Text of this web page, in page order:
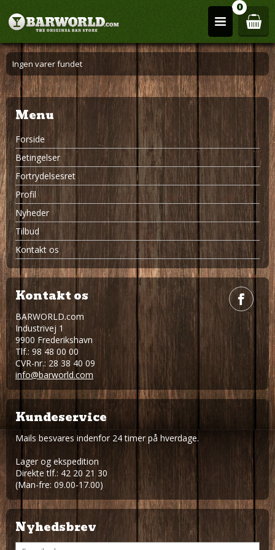
0
Ingen varer fundet
Menu
Forside
Betingelser
Fortrydelsesret
Profil
Nyheder
Tilbud
Kontakt os
Kontakt os
BARWORLD.com
Industrivej 1
9900 Frederikshavn
Tlf.: 98 48 00 00
CVR-nr.: 28 38 40 09
info@barworld.com
Kundeservice
Mails besvares indenfor 24 timer på hverdage.
Lager og ekspedition
Direkte tlf.: 42 20 21 30
(Man-fre: 09.00-17.00)
Nyhedsbrev